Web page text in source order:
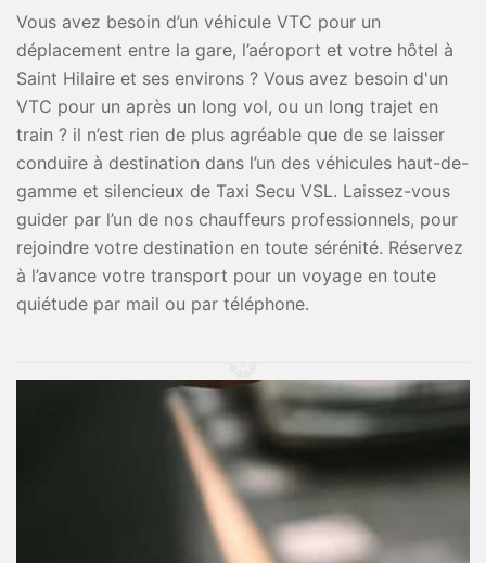
Vous avez besoin d’un véhicule VTC pour un
déplacement entre la gare, l’aéroport et votre hôtel à
Saint Hilaire et ses environs ? Vous avez besoin d'un
VTC pour un après un long vol, ou un long trajet en
train ? il n’est rien de plus agréable que de se laisser
conduire à destination dans l’un des véhicules haut-de-
gamme et silencieux de Taxi Secu VSL. Laissez-vous
guider par l’un de nos chauffeurs professionnels, pour
rejoindre votre destination en toute sérénité. Réservez
à l’avance votre transport pour un voyage en toute
quiétude par mail ou par téléphone.